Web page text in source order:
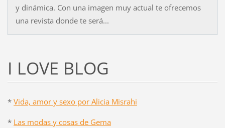
y dinámica. Con una imagen muy actual te ofrecemos
una revista donde te será...
I LOVE BLOG
* Vida, amor y sexo por Alicia Misrahi
* Las modas y cosas de Gema